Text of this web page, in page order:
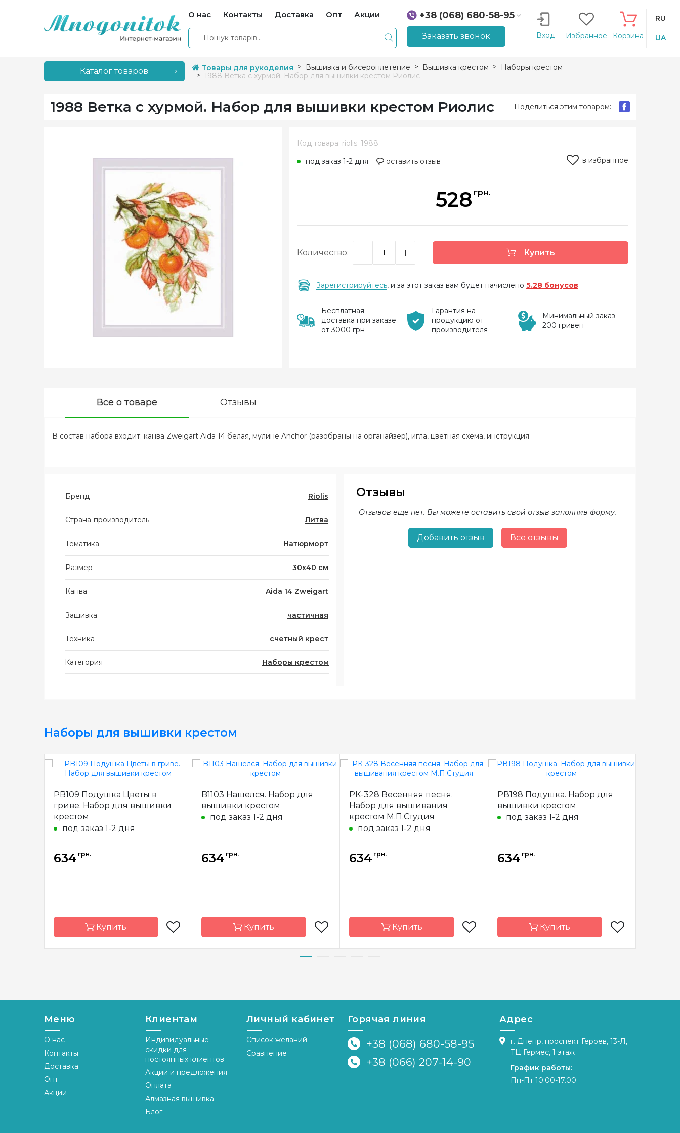
О нас Контакты Доставка Опт Акции
+38 (068) 680-58-95
+38 (066) 207-14-90
Заказать звонок Вход Избранное Корзина
RU
UA
Каталог товаров Товары для рукоделия Вышивка и бисероплетение Вышивка крестом
Наборы крестом
1988 Ветка с хурмой. Набор для вышивки крестом Риолис
1988 Ветка с хурмой. Набор для вышивки крестом Риолис Поделиться этим товаром:
Код товара: riolis_1988
под заказ 1-2 дня
оставить отзыв в избранное
528 грн.
Количество: Купить
Зарегистрируйтесь, и за этот заказ вам будет начислено 5.28 бонусов
Бесплатная
доставка при заказе
от 3000 грн
Гарантия на
продукцию от
производителя
Минимальный заказ
200 гривен
Все о товаре Отзывы
В состав набора входит: канва Zweigart Aida 14 белая, мулине Anchor (разобраны на органайзер), игла, цветная схема, инструкция.
Бренд Riolis
Страна-производитель Литва
Тематика Натюрморт
Размер 30х40 см
Канва Aida 14 Zweigart
Зашивка частичная
Техника счетный крест
Категория Наборы крестом
Отзывы
Отзывов еще нет. Вы можете оставить свой отзыв заполнив форму.
Добавить отзыв Все отзывы
Наборы для вышивки крестом
PB109 Подушка Цветы в
гриве. Набор для вышивки
крестом
под заказ 1-2 дня
634 грн.
Купить
производитель
Размер
40х40 cm
Канва
Floba/53 ct.25,
мулине Anchor
Зашивка
частичная
B1103 Нашелся. Набор для
вышивки крестом
под заказ 1-2 дня
634 грн.
Купить
производитель
14,5х27 cm
Anchor
РК-328 Весенняя песня.
Набор для вышивания
крестом М.П.Студия
под заказ 1-2 дня
634 грн.
Купить
производитель
Размер
Канва
дизайнерская
Зашивка
РВ198 Подушка. Набор для
вышивки крестом
под заказ 1-2 дня
634 грн.
Купить
производитель
Размер
Канва
мулине Anchor
Зашивка
Меню
О нас
Контакты
Доставка
Опт
Акции
Клиентам
Индивидуальные
скидки для
постоянных клиентов
Акции и предложения
Оплата
Алмазная вышивка
Блог
Личный кабинет
Список желаний
Сравнение
Горячая линия
+38 (068) 680-58-95
+38 (066) 207-14-90
Адрес
г. Днепр, проспект Героев, 13-Л,
ТЦ Гермес, 1 этаж
График работы:
Пн-Пт 10.00-17.00